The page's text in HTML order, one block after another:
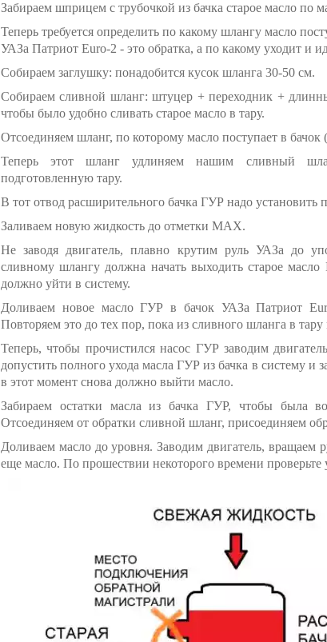
Забираем шприцем с трубочкой из бачка старое масло по
Теперь требуется определить по какому шлангу масло
УАЗа Патриот Euro-2 - это обратка, а по какому уходит и
Собираем заглушку: понадобится кусок шланга 30-50 см.
Собираем сливной шланг: штуцер + переходник +
чтобы было удобно сливать старое масло в тару.
Отсоединяем шланг, по которому масло поступает в бачок
Теперь этот шланг удлиняем нашим сливный
подготовленную тару.
В тот отвод расширительного бачка ГУР надо установить
Заливаем новую жидкость до отметки MAX.
Не заводя двигатель, плавно крутим руль УАЗа до
сливному шлангу должна начать выходить старое
должно уйти в систему.
Доливаем новое масло ГУР в бачок УАЗа Патриот
Повторяем это до тех пор, пока из сливного шланга в тару
Теперь, чтобы прочистился насос ГУР заводим
допустить полного ухода масла ГУР из бачка в систему и
в этот момент снова должно выйти масло.
Забираем остатки масла из бачка ГУР, чтобы была
Отсоединяем от обратки сливной шланг, присоединяем
Доливаем масло до уровня. Заводим двигатель, вращаем
еще масло. По прошествии некоторого времени